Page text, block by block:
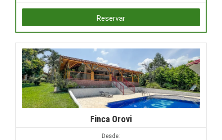
Reservar
Finca Orovi
Desde: